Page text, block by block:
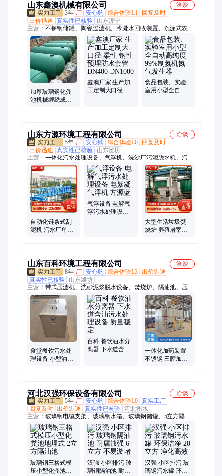
山东鑫澳机械有限公司
洽谈
3年 厂 安心购 综合体验L1
回复及时
出价迅速
真实性已核验
山东济宁
主营： 不锈钢储罐、陶瓷过滤机、冷凝水回收装置、沉淀式农村
隔油池、玻璃钢罐、冷凝器、离心机、压滤机
加厚玻璃钢化粪
池机械缠绕成型1-
鑫澳厂家 生产加
工定制大口径 柔
食品包装、实验
室用小型全自动
山东方源环境工程有限公司
洽谈
5年 厂 安心购 综合体验L0
回复及时
出价迅速
真实性已核验
山东潍坊
主营： 一体化污水处理设备、气浮机、洗沙厂污泥脱水机、污泥
池隔油池用、带式压滤机、污水处理设备、刮泥机、废水处理设
备、全自动一体化净水器、餐厨垃圾处理设备、带式真空过滤机
自动化链条式刮
泥机 污水厂单轨
气浮设备 电解气
浮污水处理设备
大型生活垃圾焚
烧炉 养殖屠宰废
山东百科环境工程有限公司
洽谈
8年 厂 安心购 综合体验L3 出价迅速
真实性已核验
山东潍坊
主营： 带式压滤机、洗砂泥浆脱水设备、焚烧炉、隔油池、压滤
机、厨房油水分离机、真空带式过滤机、加药装置、泥浆脱水
食堂餐饮污水处
理设备 小型油水
百科 餐饮油水分
离器 下水道含油
一体化加药装置
不锈钢 三腔加药
河北汉强环保设备有限公司
洽谈
5年 厂 安心购 综合体验L0 真实工厂
回复及时 出价迅速 真实性已核验 河北衡水
主营： 玻璃钢电缆支架、玻璃钢水箱、玻璃钢储罐、5立方隔油
池、污水池盖板、玻璃钢管道、玻璃钢标志桩、玻璃钢脱硫塔、
玻璃钢电缆桥架、玻璃钢檩条、玻璃钢烟筒、玻璃钢护栏、玻璃
钢花盆、玻璃钢化粪池、玻璃钢管件、玻璃钢鱼池、玻璃钢桁
条、玻璃钢方管、玻璃钢圆管、玻璃钢拉挤型材、玻璃钢一体化
泵站、玻璃钢地板梁、玻璃钢烟囱、玻璃钢瓦、玻璃钢输送罩
玻璃钢三格式模
压小型化粪池地
汉强 小区排污 玻
璃钢隔油池 耐腐
汉强 小区排污 玻
璃钢污水罐 环保